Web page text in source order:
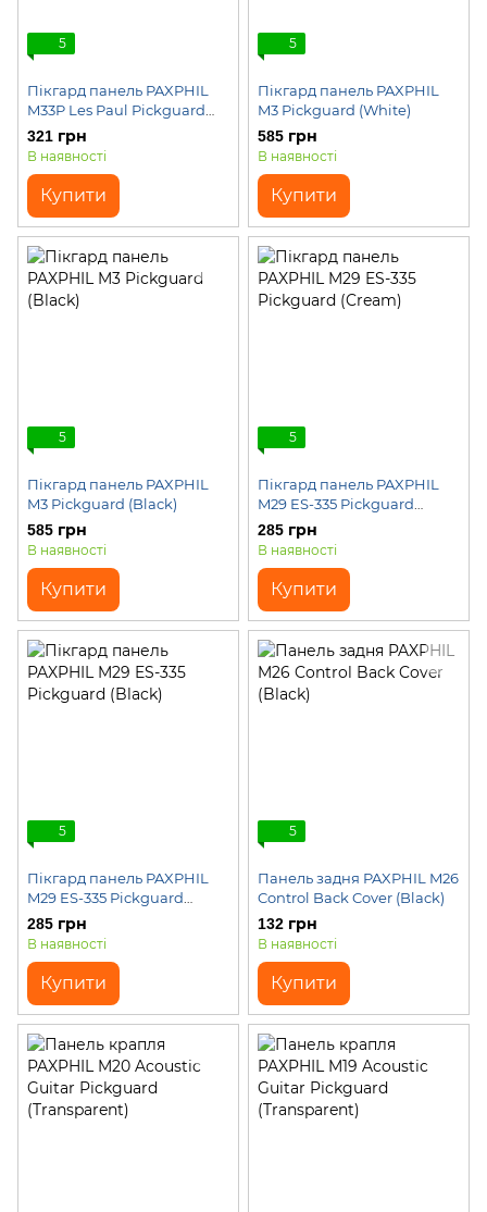
5
Пікгард панель PAXPHIL
M33P Les Paul Pickguard
(Pearl)
321 грн
В наявності
Купити
5
Пікгард панель PAXPHIL
M3 Pickguard (White)
585 грн
В наявності
Купити
5
Пікгард панель PAXPHIL
M3 Pickguard (Black)
585 грн
В наявності
Купити
5
Пікгард панель PAXPHIL
M29 ES-335 Pickguard
(Cream)
285 грн
В наявності
Купити
5
Пікгард панель PAXPHIL
M29 ES-335 Pickguard
(Black)
285 грн
В наявності
Купити
5
Панель задня PAXPHIL M26
Control Back Cover (Black)
132 грн
В наявності
Купити